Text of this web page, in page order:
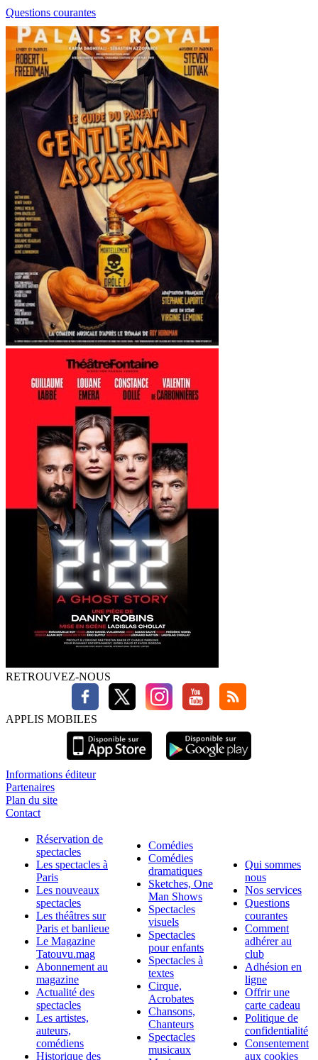
Questions courantes
RETROUVEZ-NOUS
APPLIS MOBILES
Informations éditeur
Partenaires
Plan du site
Contact
Réservation de
spectacles
Les spectacles à
Paris
Les nouveaux
spectacles
Les théâtres sur
Paris et banlieue
Le Magazine
Tatouvu.mag
Abonnement au
magazine
Actualité des
spectacles
Les artistes,
auteurs,
comédiens
Historique des
Comédies
Comédies
dramatiques
Sketches, One
Man Shows
Spectacles
visuels
Spectacles
pour enfants
Spectacles à
textes
Cirque,
Acrobates
Chansons,
Chanteurs
Spectacles
musicaux
Qui sommes
nous
Nos services
Questions
courantes
Comment
adhérer au
club
Adhésion en
ligne
Offrir une
carte cadeau
Politique de
confidentialité
Consentement
aux cookies